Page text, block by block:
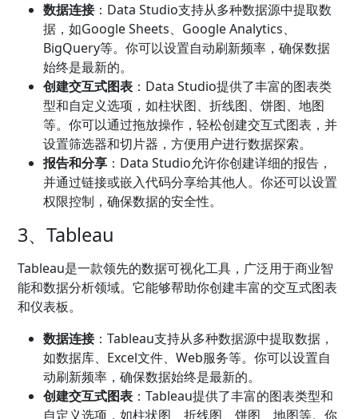
数据连接：Data Studio支持从多种数据源中提取数
据，如Google Sheets、Google Analytics、
BigQuery等。你可以设置自动刷新频率，确保数据
始终是最新的。
创建交互式图表 ：Data Studio提供了丰富的图表类
型和自定义选项，如柱状图、折线图、饼图、地图
等。你可以通过拖放操作，轻松创建交互式图表，并
设置筛选器和切片器，方便用户进行数据探索。
报告和分享 ：Data Studio允许你创建详细的报告，
并通过链接或嵌入代码分享给其他人。你还可以设置
权限控制，确保数据的安全性。
3、Tableau
Tableau是一款领先的数据可视化工具，广泛用于商业智
能和数据分析领域。它能够帮助你创建丰富的交互式图表
和仪表板。
数据连接：Tableau支持从多种数据源中提取数据，
如数据库、Excel文件、Web服务等。你可以设置自
动刷新频率，确保数据始终是最新的。
创建交互式图表 ：Tableau提供了丰富的图表类型和
自定义选项，如柱状图、折线图、饼图、地图等。你